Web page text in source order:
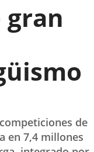
de
en 7,4 millones